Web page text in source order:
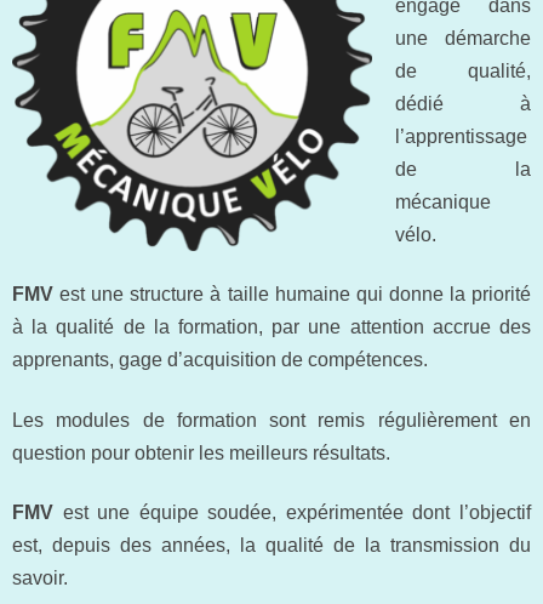
engagé dans
une démarche
de qualité,
dédié à
l’apprentissage
de la
mécanique
vélo.
FMV est une structure à taille humaine qui donne la priorité
à la qualité de la formation, par une attention accrue des
apprenants, gage d’acquisition de compétences.
Les modules de formation sont remis régulièrement en
question pour obtenir les meilleurs résultats.
FMV est une équipe soudée, expérimentée dont l’objectif
est, depuis des années, la qualité de la transmission du
savoir.